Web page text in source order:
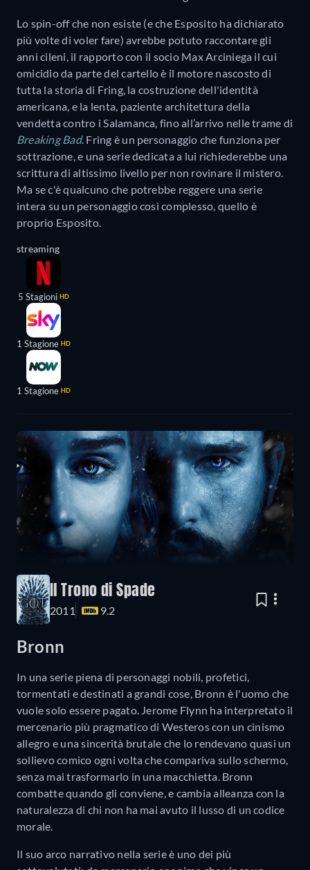
Lo spin-off che non esiste (e che Esposito ha dichiarato
più volte di voler fare) avrebbe potuto raccontare gli
anni cileni, il rapporto con il socio Max Arciniega il cui
omicidio da parte del cartello è il motore nascosto di
tutta la storia di Fring, la costruzione dell'identità
americana, e la lenta, paziente architettura della
vendetta contro i Salamanca, fino all’arrivo nelle trame di
Breaking Bad. Fring è un personaggio che funziona per
sottrazione, e una serie dedicata a lui richiederebbe una
scrittura di altissimo livello per non rovinare il mistero.
Ma se c'è qualcuno che potrebbe reggere una serie
intera su un personaggio così complesso, quello è
proprio Esposito.
streaming
5 Stagioni HD
1 Stagione HD
1 Stagione HD
Il Trono di Spade
2011 9.2
Bronn
In una serie piena di personaggi nobili, profetici,
tormentati e destinati a grandi cose, Bronn è l'uomo che
vuole solo essere pagato. Jerome Flynn ha interpretato il
mercenario più pragmatico di Westeros con un cinismo
allegro e una sincerità brutale che lo rendevano quasi un
sollievo comico ogni volta che compariva sullo schermo,
senza mai trasformarlo in una macchietta. Bronn
combatte quando gli conviene, e cambia alleanza con la
naturalezza di chi non ha mai avuto il lusso di un codice
morale.
Il suo arco narrativo nella serie è uno dei più